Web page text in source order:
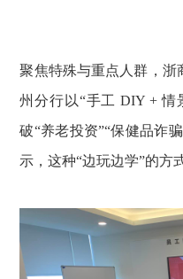
聚焦特殊与重点人群，浙
州分行以“手工 DIY + 情
破“养老投资”“保健品诈
示，这种“边玩边学”的方